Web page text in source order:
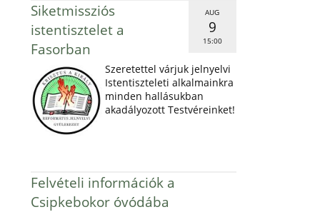
AUG
9
15:00
Siketmissziós
istentisztelet a
Fasorban
Szeretettel várjuk jelnyelvi
Istentiszteleti alkalmainkra
minden hallásukban
akadályozott Testvéreinket!
Felvételi információk a
Csipkebokor óvódába